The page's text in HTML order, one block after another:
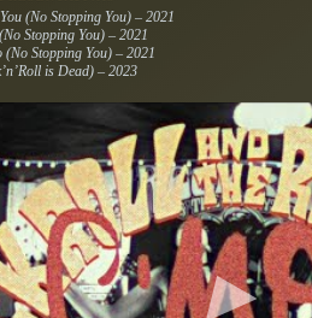
(No Stopping You) – 2021
Stopping You) – 2021
(No Stopping You) – 2021
is Dead) – 2023